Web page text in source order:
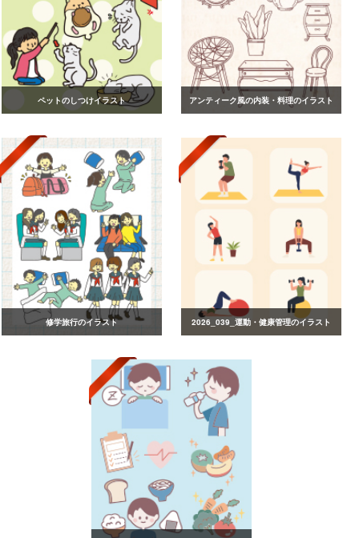
ペットのしつけイラスト アンティーク風の内装・料理のイラスト
修学旅行のイラスト 2026_039_運動・健康管理のイラスト